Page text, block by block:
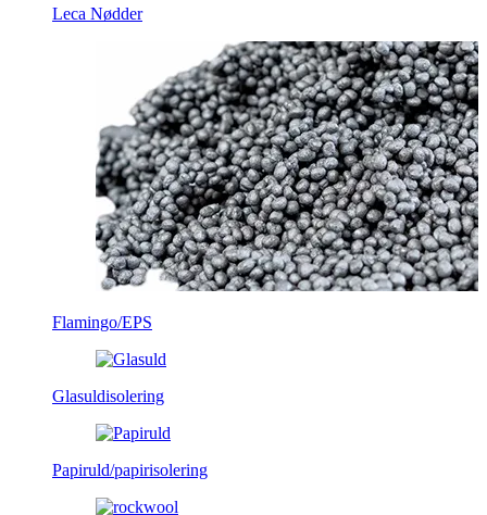
Leca Nødder
Flamingo/EPS
Glasuldisolering
Papiruld/papirisolering